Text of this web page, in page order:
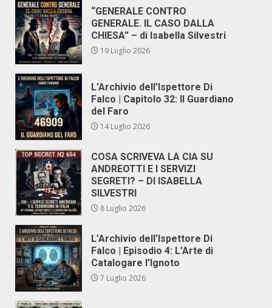
“GENERALE CONTRO
GENERALE. IL CASO DALLA
CHIESA” – di Isabella Silvestri
19 Luglio 2026
L’Archivio dell’Ispettore Di
Falco | Capitolo 32: Il Guardiano
del Faro
14 Luglio 2026
COSA SCRIVEVA LA CIA SU
ANDREOTTI E I SERVIZI
SEGRETI? – DI ISABELLA
SILVESTRI
8 Luglio 2026
L’Archivio dell’Ispettore Di
Falco | Episodio 4: L’Arte di
Catalogare l’Ignoto
7 Luglio 2026